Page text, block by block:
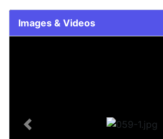
Images & Videos
Previous